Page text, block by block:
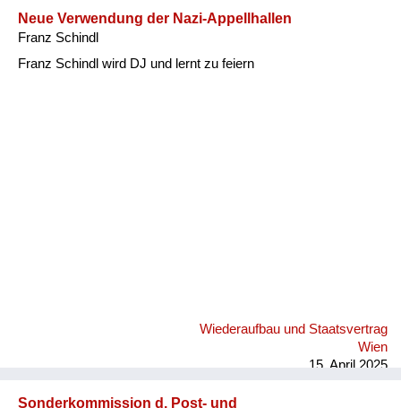
Neue Verwendung der Nazi-Appellhallen
Franz Schindl
Franz Schindl wird DJ und lernt zu feiern
Wiederaufbau und Staatsvertrag
Wien
15. April 2025
Sonderkommission d. Post- und